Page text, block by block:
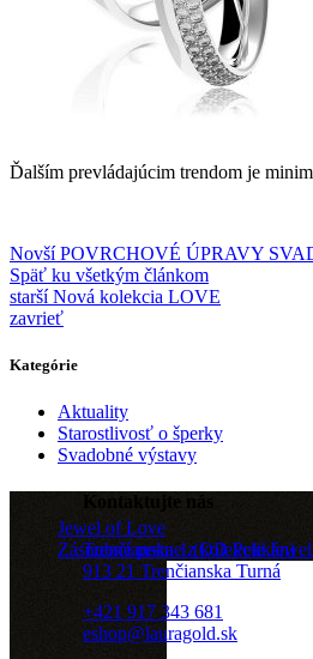
Jewel of Love
Zásnubné prstne z kolekcie
Ďalším prevládajúcim trendom je
Novší POVRCHOVÉ ÚPRAVY
Späť ku všetkým článkom
starší Nová kolekcia LOVE
zavrieť
Kategórie
Aktuality
Starostlivosť o šperky
Svadobné výstavy
Kontaktujte nás
Trenčianska 1 (OD Pelikán)
913 21 Trenčianska Turná
+421 917 343 681
eshop@lauragold.sk